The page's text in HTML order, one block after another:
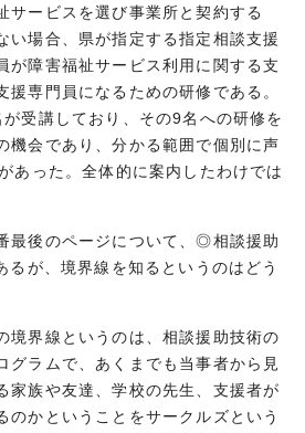
サービスを選び事業所と契約する
い場合、県が指定する指定相談支援
が障害福祉サービス利用に関する支
援専門員になるための研修である。
受講しており、その9名への研修を
機会であり、分かる範囲で個別に声
あった。全体的に案内したわけでは
最後のページについて、◎相談援助
るが、境界線を知るというのはどう
境界線というのは、相談援助技術の
グラムで、あくまでも当事者から見
家族や友達、学校の先生、支援者が
のかということをサークルズという